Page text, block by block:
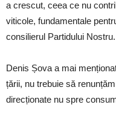
a crescut, ceea ce nu
viticole, fundamentale
consilierul Partidului Nostru.
Denis Șova a mai
țării, nu trebuie să
direcționate nu spre